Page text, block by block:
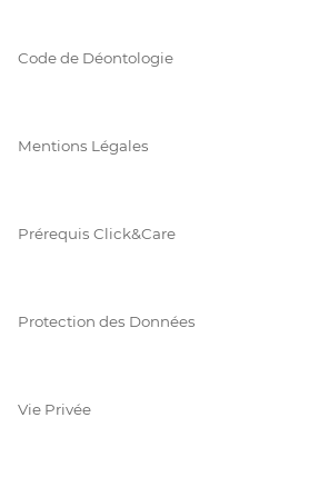
Code de Déontologie
Mentions Légales
Prérequis Click&Care
Protection des Données
Vie Privée